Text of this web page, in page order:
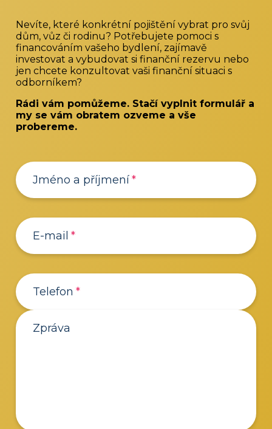
Nevíte, které konkrétní pojištění vybrat pro svůj
dům, vůz či rodinu? Potřebujete pomoci s
financováním vašeho bydlení, zajímavě
investovat a vybudovat si finanční rezervu nebo
jen chcete konzultovat vaši finanční situaci s
odborníkem?
Rádi vám pomůžeme. Stačí vyplnit formulář a
my se vám obratem ozveme a vše
probereme.
Jméno a příjmení
E-mail
Telefon
Zpráva